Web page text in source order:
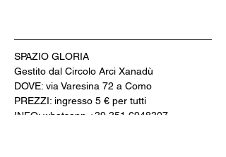
SPAZIO GLORIA
Gestito dal Circolo Arci Xanadù
DOVE: via Varesina 72 a Como
PREZZI: ingresso 5 € per tutti
INFO: whatsapp +39 351 6948307